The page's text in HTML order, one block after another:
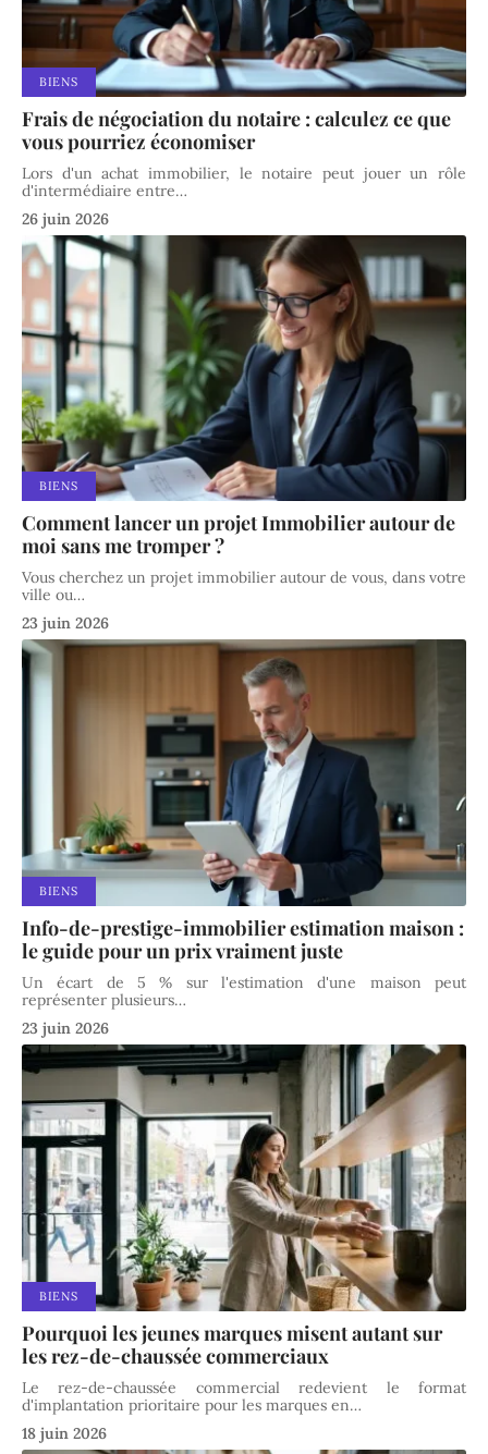
BIENS
Frais de négociation du notaire : calculez ce que
vous pourriez économiser
Lors d'un achat immobilier, le notaire peut jouer un rôle
d'intermédiaire entre…
26 juin 2026
BIENS
Comment lancer un projet Immobilier autour de
moi sans me tromper ?
Vous cherchez un projet immobilier autour de vous, dans votre
ville ou…
23 juin 2026
BIENS
Info-de-prestige-immobilier estimation maison :
le guide pour un prix vraiment juste
Un écart de 5 % sur l'estimation d'une maison peut
représenter plusieurs…
23 juin 2026
BIENS
Pourquoi les jeunes marques misent autant sur
les rez-de-chaussée commerciaux
Le rez-de-chaussée commercial redevient le format
d'implantation prioritaire pour les marques en…
18 juin 2026